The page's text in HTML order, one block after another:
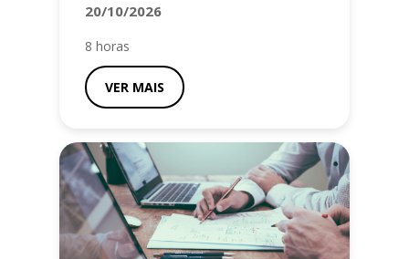
20/10/2026
8 horas
VER MAIS